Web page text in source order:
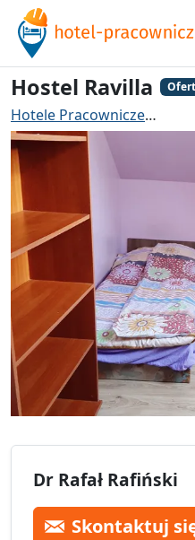
Hostel Ravilla
Hotele Pracownicze
Dr Rafał Rafiński
Skontaktuj